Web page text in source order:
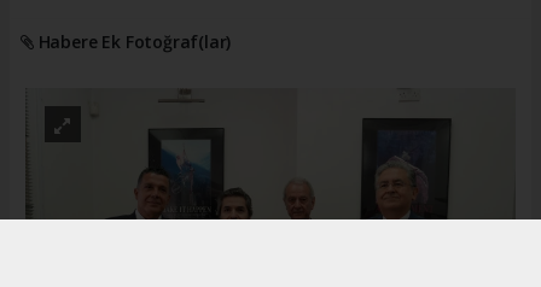
Habere Ek Fotoğraf(lar)